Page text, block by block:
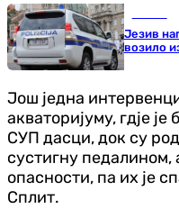
Језив
возило
Још једна
акваторијуму, гд‌је
СУП дасци, док су
сустигну
опасности, па их је
Сплит.